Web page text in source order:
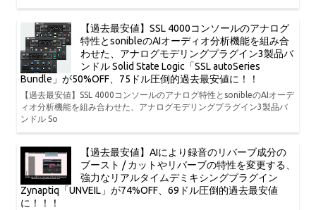
【過去最安値】SSL 4000コンソールのアナログ
特性とsonibleのAIオーディオ分析機能を組み合
わせた、アナログモデリングプラグイン3製品バ
ンドル Solid State Logic「SSL autoSeries
Bundle」が50%OFF、75ドル圧倒的過去最安値に！！
【過去最安値】SSL 4000コンソールのアナログ特性とsonibleのAIオーデ
ィオ分析機能を組み合わせた、アナログモデリングプラグイン3製品バ
ンドル So
【過去最安値】AIにより録音のリバーブ成分の
ブースト / カットやリバーブの特性を変更する、
強力なリアルタイムデミキシングプラグイン
Zynaptiq「UNVEIL」が74%OFF、69ドル圧倒的過去最安値
に！！！